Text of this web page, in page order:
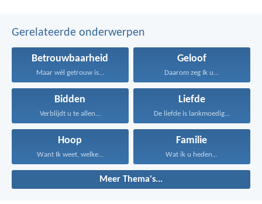
Gerelateerde onderwerpen
Betrouwbaarheid
Maar wèl getrouw is...
Geloof
Daarom zeg Ik u...
Bidden
Verblijdt u te allen...
Liefde
De liefde is lankmoedig...
Hoop
Want Ik weet, welke...
Familie
Wat ik u heden...
Meer Thema's...